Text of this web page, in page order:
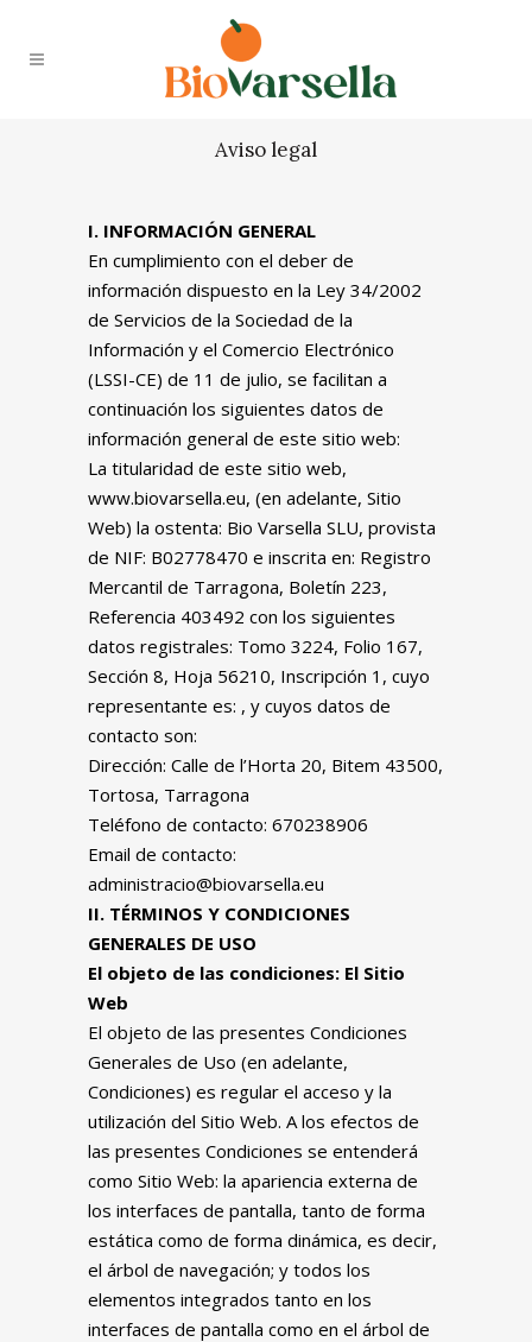
Aviso legal
I. INFORMACIÓN GENERAL
En cumplimiento con el deber de
información dispuesto en la Ley 34/2002
de Servicios de la Sociedad de la
Información y el Comercio Electrónico
(LSSI-CE) de 11 de julio, se facilitan a
continuación los siguientes datos de
información general de este sitio web:
La titularidad de este sitio web,
www.biovarsella.eu, (en adelante, Sitio
Web) la ostenta: Bio Varsella SLU, provista
de NIF: B02778470 e inscrita en: Registro
Mercantil de Tarragona, Boletín 223,
Referencia 403492 con los siguientes
datos registrales: Tomo 3224, Folio 167,
Sección 8, Hoja 56210, Inscripción 1, cuyo
representante es: , y cuyos datos de
contacto son:
Dirección: Calle de l’Horta 20, Bitem 43500,
Tortosa, Tarragona
Teléfono de contacto: 670238906
Email de contacto:
administracio@biovarsella.eu
II. TÉRMINOS Y CONDICIONES
GENERALES DE USO
El objeto de las condiciones: El Sitio
Web
El objeto de las presentes Condiciones
Generales de Uso (en adelante,
Condiciones) es regular el acceso y la
utilización del Sitio Web. A los efectos de
las presentes Condiciones se entenderá
como Sitio Web: la apariencia externa de
los interfaces de pantalla, tanto de forma
estática como de forma dinámica, es decir,
el árbol de navegación; y todos los
elementos integrados tanto en los
interfaces de pantalla como en el árbol de